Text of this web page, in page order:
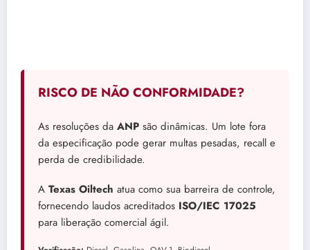
RISCO DE NÃO CONFORMIDADE?
As resoluções da ANP são dinâmicas. Um lote fora
da especificação pode gerar multas pesadas, recall e
perda de credibilidade.
A Texas Oiltech atua como sua barreira de controle,
fornecendo laudos acreditados ISO/IEC 17025
para liberação comercial ágil.